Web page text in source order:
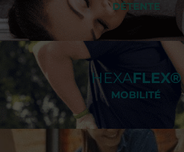
DÉTENTE
HEXAFLEX®
MOBILITÉ